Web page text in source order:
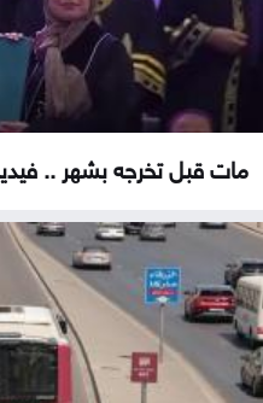
مات قبل تخرجه بشهر ..